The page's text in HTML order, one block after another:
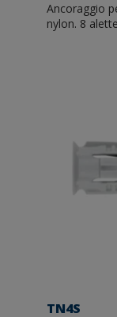
Ancoraggio
nylon. 8 alette
TN4S